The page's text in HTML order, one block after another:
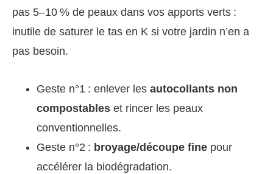
pas 5–10 % de peaux dans vos apports verts :
inutile de saturer le tas en K si votre jardin n’en a
pas besoin.
Geste n°1 : enlever les autocollants non
compostables et rincer les peaux
conventionnelles.
Geste n°2 : broyage/découpe fine pour
accélérer la biodégradation.